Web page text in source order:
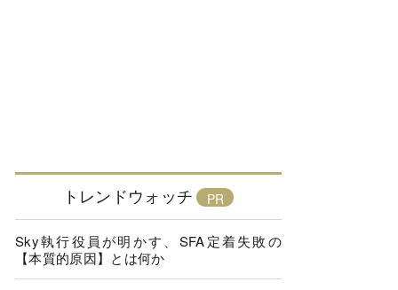
トレンドウォッチ
Sky執行役員が明かす、SFA定着失敗の
【本質的原因】とは何か